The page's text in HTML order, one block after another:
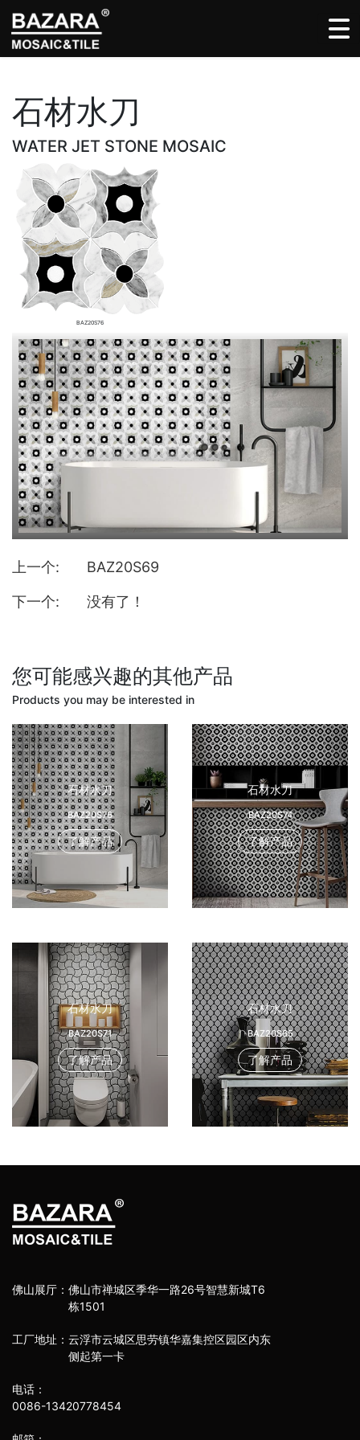
石材水刀
WATER JET STONE MOSAIC
BAZ20S76
上一个: BAZ20S69
下一个: 没有了！
您可能感兴趣的其他产品
Products you may be interested in
石材水刀
BAZ20S76
了解产品
石材水刀
BAZ20S74
了解产品
石材水刀
BAZ20S71
了解产品
石材水刀
BAZ20S65
了解产品
佛山展厅： 佛山市禅城区季华一路26号智慧新城T6
栋1501
工厂地址： 云浮市云城区思劳镇华嘉集控区园区内东
侧起第一卡
电话：
0086-13420778454